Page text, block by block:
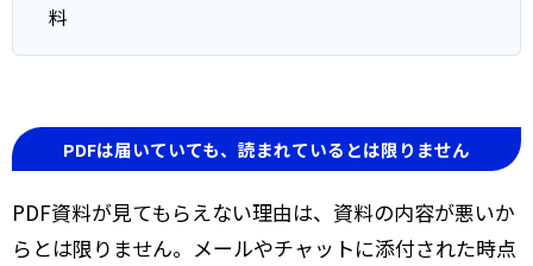
料
PDFは届いていても、読まれているとは限りません
PDF資料が見てもらえない理由は、資料の内容が悪いか
らとは限りません。メールやチャットに添付された時点